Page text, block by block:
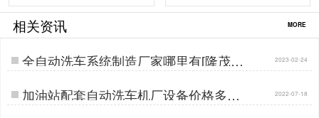
相关资讯 MORE
全自动洗车系统制造厂家哪里有[隆茂鑫
晟]…
2023-02-24
加油站配套自动洗车机厂设备价格多少
钱[隆茂鑫晟]…
2022-07-18